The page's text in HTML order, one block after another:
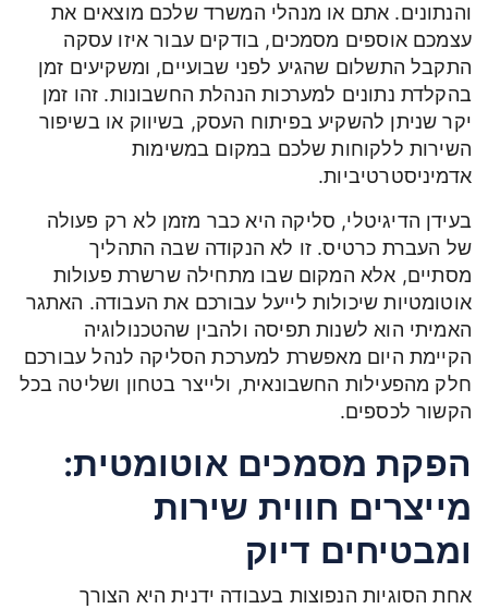
והנתונים. אתם או מנהלי המשרד שלכם מוצאים את
עצמכם אוספים מסמכים, בודקים עבור איזו עסקה
התקבל התשלום שהגיע לפני שבועיים, ומשקיעים זמן
בהקלדת נתונים למערכות הנהלת החשבונות. זהו זמן
יקר שניתן להשקיע בפיתוח העסק, בשיווק או בשיפור
השירות ללקוחות שלכם במקום במשימות
אדמיניסטרטיביות.
בעידן הדיגיטלי, סליקה היא כבר מזמן לא רק פעולה
של העברת כרטיס. זו לא הנקודה שבה התהליך
מסתיים, אלא המקום שבו מתחילה שרשרת פעולות
אוטומטיות שיכולות לייעל עבורכם את העבודה. האתגר
האמיתי הוא לשנות תפיסה ולהבין שהטכנולוגיה
הקיימת היום מאפשרת למערכת הסליקה לנהל עבורכם
חלק מהפעילות החשבונאית, ולייצר בטחון ושליטה בכל
הקשור לכספים.
הפקת מסמכים אוטומטית:
מייצרים חווית שירות
ומבטיחים דיוק
אחת הסוגיות הנפוצות בעבודה ידנית היא הצורך